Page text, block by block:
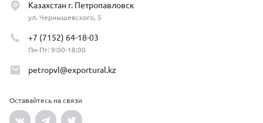
Казахстан г. Петропавловск
ул. Чернышевского, 5
+7 (7152) 64-18-03
Пн-Пт: 9:00-18:00
petropvl@exportural.kz
Оставайтесь на связи